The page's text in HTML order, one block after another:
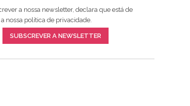
à bolsa, tem um tecido com um
a um preço muito justo. A expedição da
a nossa newsletter, declara que está de
nossa política de privacidade.
SUBSCREVER A NEWSLETTER